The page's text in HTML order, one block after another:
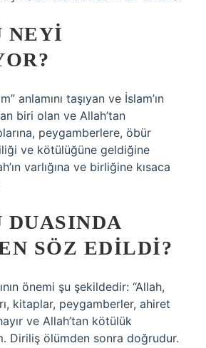
NEYI
anlamını taşıyan ve İslam’ın
biri olan ve Allah’tan
peygamberlere, öbür
ve kötülüğüne geldiğine
varlığına ve birliğine kısaca
DUASINDA
SÖZ EDILDI?
önemi şu şekildedir: “Allah,
kitaplar, peygamberler, ahiret
ve Allah’tan kötülük
Diriliş ölümden sonra doğrudur.